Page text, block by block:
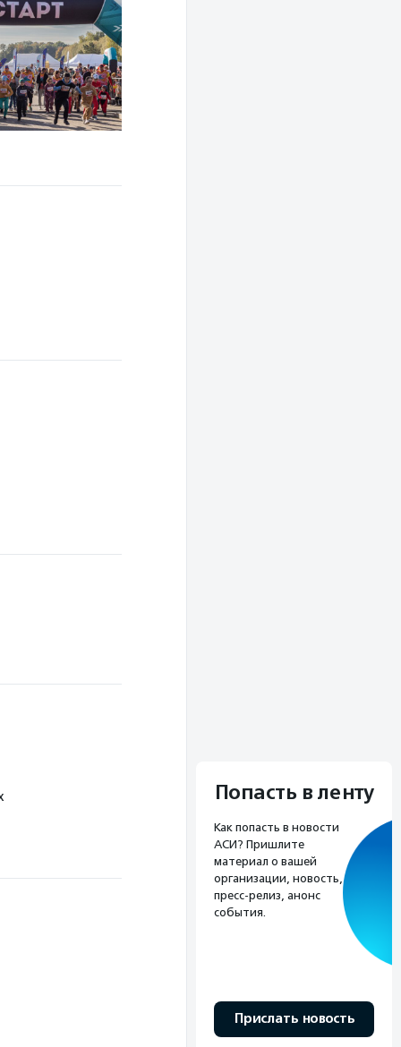
Попасть в ленту
Как попасть в новости
АСИ? Пришлите
материал о вашей
организации, новость,
пресс-релиз, анонс
события.
Прислать новость